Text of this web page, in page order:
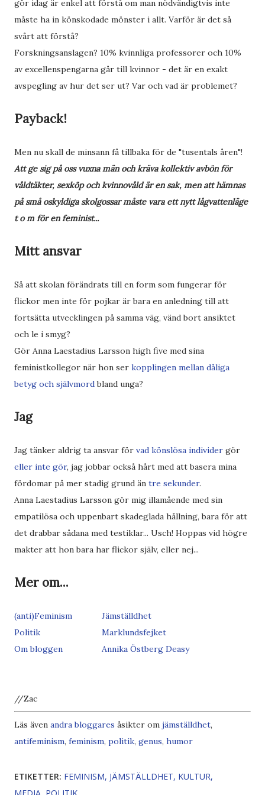
gör idag är enkel att förstå om man nödvändigtvis inte
måste ha in könskodade mönster i allt. Varför är det så
svårt att förstå?
Forskningsanslagen? 10% kvinnliga professorer och 10%
av excellenspengarna går till kvinnor - det är en exakt
avspegling av hur det ser ut? Var och vad är problemet?
Payback!
Men nu skall de minsann få tillbaka för de "tusentals åren"!
Att ge sig på oss vuxna män och kräva kollektiv avbön för
våldtäkter, sexköp och kvinnovåld är en sak, men att hämnas
på små oskyldiga skolgossar måste vara ett nytt lågvattenläge
t o m för en feminist...
Mitt ansvar
Så att skolan förändrats till en form som fungerar för
flickor men inte för pojkar är bara en anledning till att
fortsätta utvecklingen på samma väg, vänd bort ansiktet
och le i smyg?
Gör Anna Laestadius Larsson high five med sina
feministkollegor när hon ser kopplingen mellan dåliga
betyg och självmordbland unga?
Jag
Jag tänker aldrig ta ansvar för vad könslösa individer gör
eller inte gör, jag jobbar också hårt med att basera mina
fördomar på mer stadig grund än tre sekunder.
Anna Laestadius Larsson gör mig illamående med sin
empatilösa och uppenbart skadeglada hållning, bara för att
det drabbar sådana med testiklar... Usch! Hoppas vid högre
makter att hon bara har flickor själv, eller nej...
Mer om...
(anti)Feminism
Jämställdhet
Politik
Marklundsfejket
Om bloggen
Annika Östberg Deasy
//Zac
Läs även andra bloggares åsikter om jämställdhet,
antifeminism, feminism, politik, genus, humor
ETIKETTER: FEMINISM JÄMSTÄLLDHET KULTUR